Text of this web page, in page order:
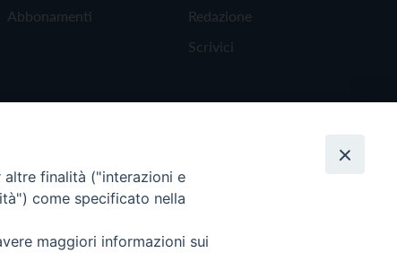
Abbonamenti
Redazione
Scrivici
finalità ("interazioni e
come specificato nella
maggiori informazioni sui